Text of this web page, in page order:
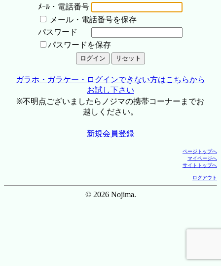
ﾒｰﾙ・電話番号
メール・電話番号を保存
パスワード
パスワードを保存
ガラホ・ガラケー・ログインできない方はこちらから
お試し下さい
※不明点ございましたらノジマの携帯コーナーまでお
越しください。
新規会員登録
ページトップへ
マイページへ
サイトトップへ
ログアウト
© 2026 Nojima.